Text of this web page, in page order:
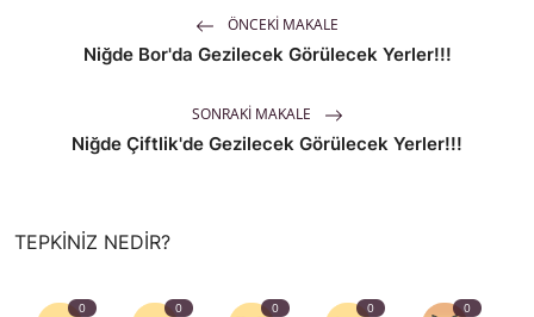
ÖNCEKI MAKALE
Niğde Bor'da Gezilecek Görülecek Yerler!!!
SONRAKI MAKALE
Niğde Çiftlik'de Gezilecek Görülecek Yerler!!!
TEPKINIZ NEDIR?
0 0 0 0 0